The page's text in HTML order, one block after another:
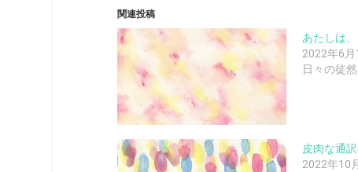
関連投稿
あたしは
2022年6月
日々の徒然
皮肉な通
2022年10